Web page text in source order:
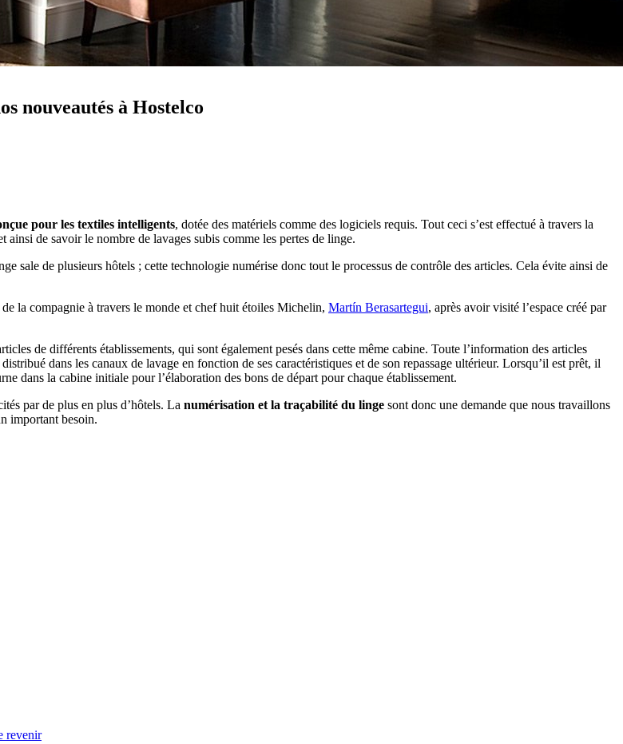
nouveautés à Hostelco
pour les textiles intelligents, dotée des matériels comme des logiciels requis. Tout ceci s’est effectué à travers la
de savoir le nombre de lavages subis comme les pertes de linge.
sale de plusieurs hôtels ; cette technologie numérise donc tout le processus de contrôle des articles. Cela évite ainsi de
la compagnie à travers le monde et chef huit étoiles Michelin, Martín Berasartegui, après avoir visité l’espace créé par
de différents établissements, qui sont également pesés dans cette même cabine. Toute l’information des articles
dans les canaux de lavage en fonction de ses caractéristiques et de son repassage ultérieur. Lorsqu’il est prêt, il
dans la cabine initiale pour l’élaboration des bons de départ pour chaque établissement.
par de plus en plus d’hôtels. La numérisation et la traçabilité du linge sont donc une demande que nous travaillons
important besoin.
revenir